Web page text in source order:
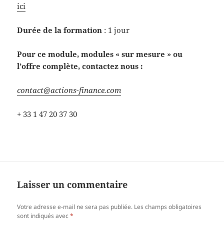
ici
Durée de la formation : 1 jour
Pour ce module, modules « sur mesure » ou
l’offre complète, contactez nous :
contact@actions-finance.com
+ 33 1 47 20 37 30
Laisser un commentaire
Votre adresse e-mail ne sera pas publiée. Les champs obligatoires
sont indiqués avec*